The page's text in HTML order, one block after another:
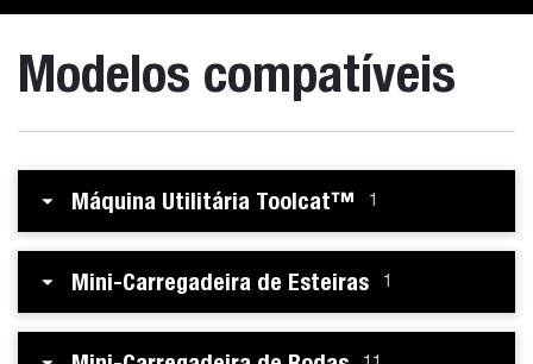
Modelos compatíveis
Máquina Utilitária Toolcat™ 1
Mini-Carregadeira de Esteiras 1